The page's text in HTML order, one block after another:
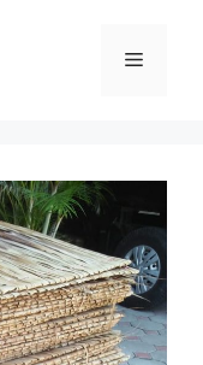
Menu